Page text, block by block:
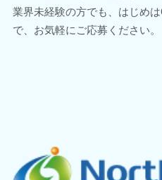
業界未経験の方でも、はじめ
で、お気軽にご応募ください。